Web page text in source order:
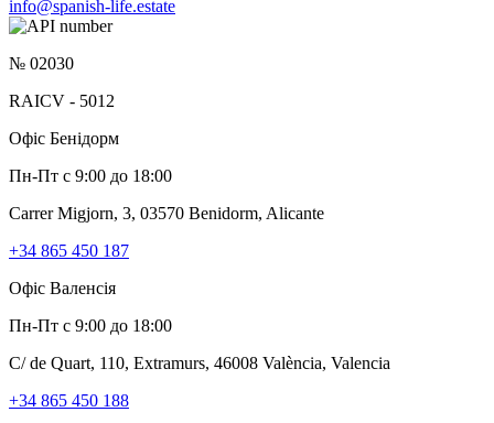
info@spanish-life.estate
№ 02030
RAICV - 5012
Офіс Бенідорм
Пн-Пт с 9:00 до 18:00
Carrer Migjorn, 3, 03570 Benidorm, Alicante
+34 865 450 187
Офіс Валенсія
Пн-Пт с 9:00 до 18:00
C/ de Quart, 110, Extramurs, 46008 València, Valencia
+34 865 450 188